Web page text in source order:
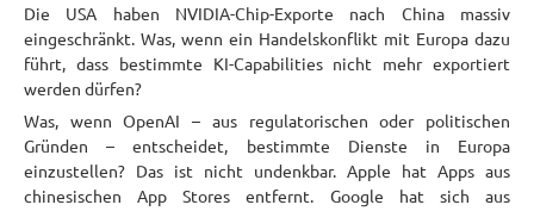
Die USA haben NVIDIA-Chip-Exporte nach China massiv
eingeschränkt. Was, wenn ein Handelskonflikt mit Europa dazu
führt, dass bestimmte KI-Capabilities nicht mehr exportiert
werden dürfen?
Was, wenn OpenAI – aus regulatorischen oder politischen
Gründen – entscheidet, bestimmte Dienste in Europa
einzustellen? Das ist nicht undenkbar. Apple hat Apps aus
chinesischen App Stores entfernt. Google hat sich aus